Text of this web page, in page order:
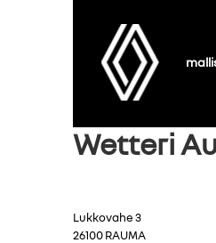
Wetteri
Lukkovahe 3
26100 RAUMA